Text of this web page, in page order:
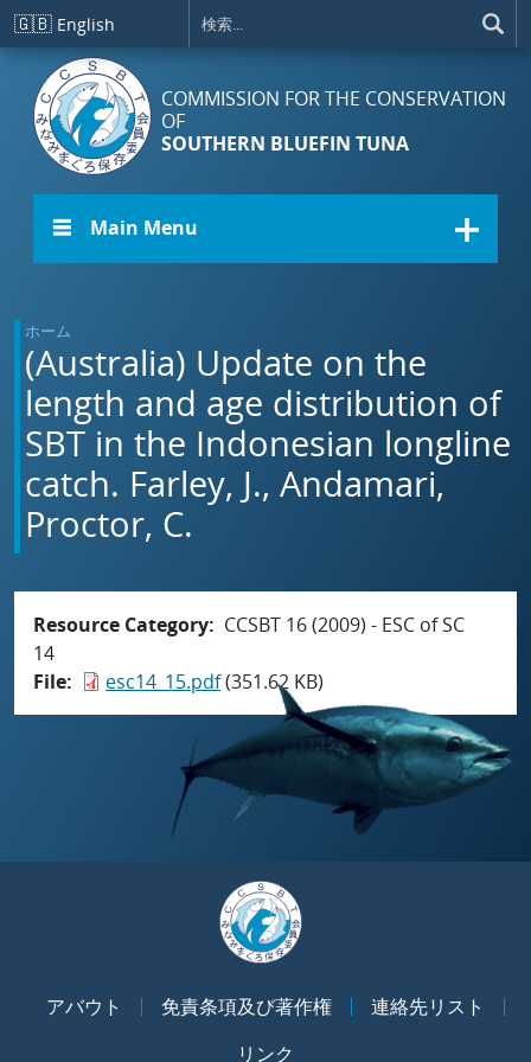
メインコンテンツに移動
🇬🇧 English
COMMISSION FOR THE CONSERVATION
OF
SOUTHERN BLUEFIN TUNA
☰ Main Menu
ホーム
(Australia) Update on the
length and age distribution of
SBT in the Indonesian longline
catch. Farley, J., Andamari,
Proctor, C.
Resource Category
CCSBT 16 (2009) - ESC of SC
14
File
esc14_15.pdf(351.62 KB)
アバウト 免責条項及び著作権
連絡先リスト
リンク